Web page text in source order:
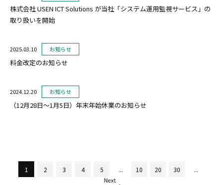
株式会社 USEN ICT Solutions が当社「システム運用監視サービス」の
取り扱いを開始
2025.03.10 お知らせ
料金改定のお知らせ
2024.12.20 お知らせ
（12月28日～1月5日）年末年始休業のお知らせ
1 2 3 4 5 ... 10 20 30 ...